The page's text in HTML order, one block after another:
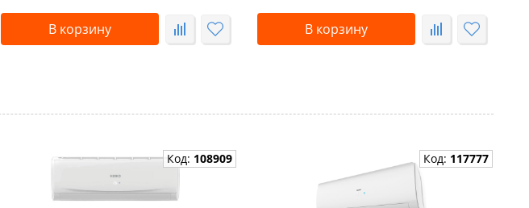
В корзину В корзину
Код: 108909 Код: 117777